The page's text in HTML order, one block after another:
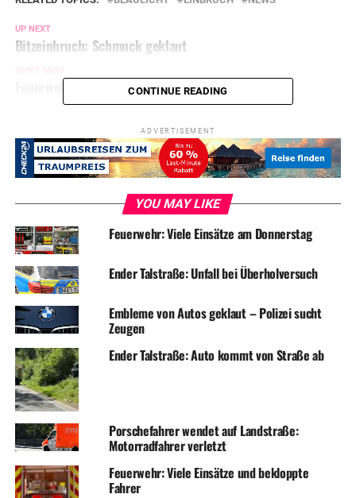
UP NEXT
Bitzeinbruch: Schmuck geklaut
Feuerwehr rettet kranken Bussard
CONTINUE READING
ADVERTISEMENT
YOU MAY LIKE
Feuerwehr: Viele Einsätze am Donnerstag
Ender Talstraße: Unfall bei Überholversuch
Embleme von Autos geklaut – Polizei sucht
Zeugen
Ender Talstraße: Auto kommt von Straße ab
Porschefahrer wendet auf Landstraße:
Motorradfahrer verletzt
Feuerwehr: Viele Einsätze und bekloppte
Fahrer